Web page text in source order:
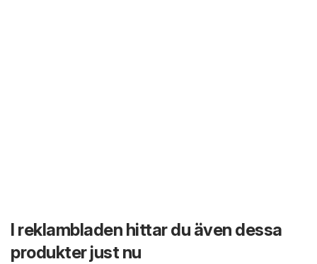
I reklambladen hittar du även dessa
produkter just nu